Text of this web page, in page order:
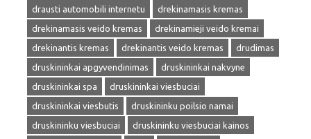
drausti automobili internetu
drekinamasis kremas
drekinamasis veido kremas
drekinamieji veido kremai
drekinantis kremas
drekinantis veido kremas
drudimas
druskininkai apgyvendinimas
druskininkai nakvyne
druskininkai spa
druskininkai viesbuciai
druskininkai viesbutis
druskininku poilsio namai
druskininku viesbuciai
druskininku viesbuciai kainos